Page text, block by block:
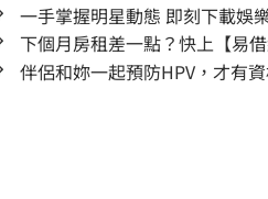
一手掌握明星動態 即
下個月房租差一點？快上【易
伴侶和妳一起預防HPV，才有